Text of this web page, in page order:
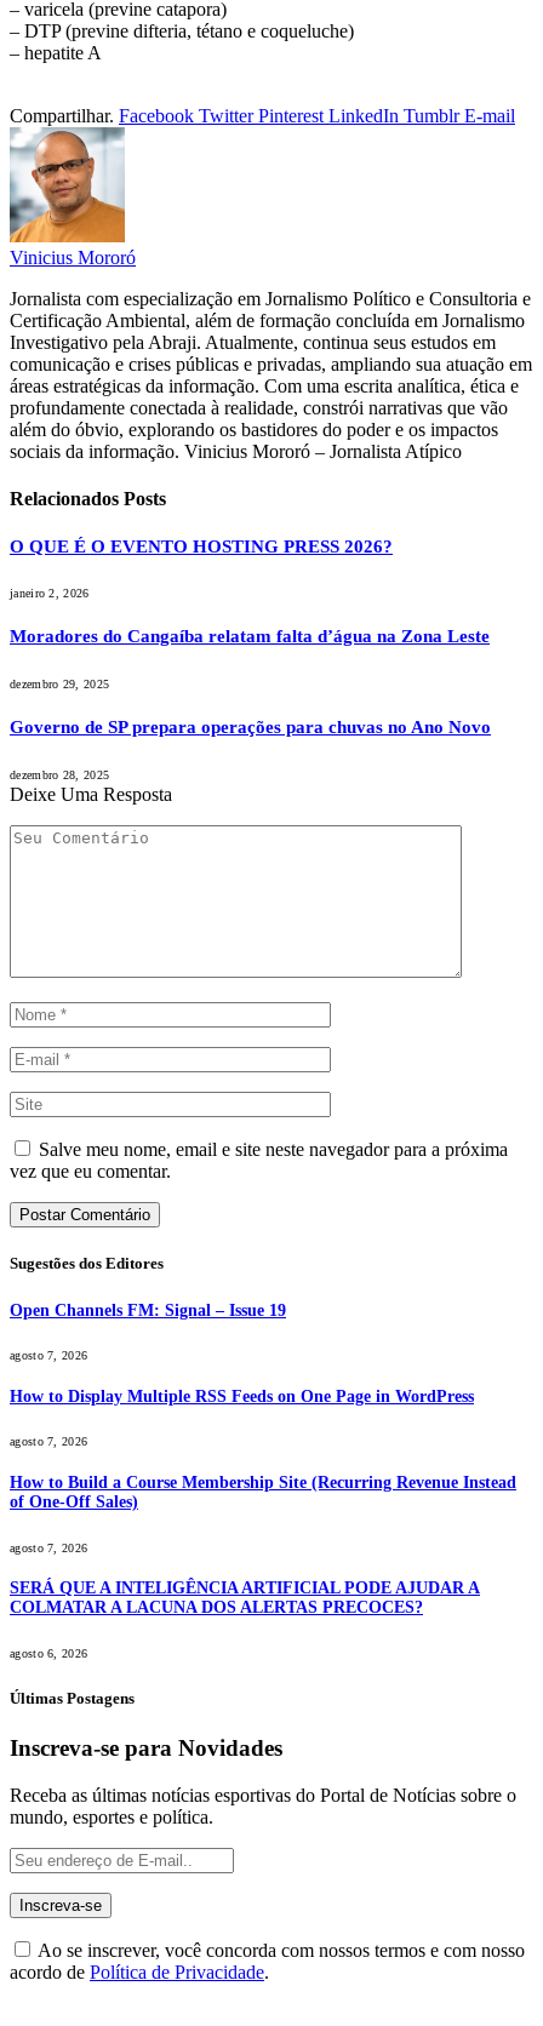
– varicela (previne catapora)
– DTP (previne difteria, tétano e coqueluche)
– hepatite A
Compartilhar. Facebook Twitter Pinterest LinkedIn Tumblr E-mail
Vinicius Mororó
Jornalista com especialização em Jornalismo Político e Consultoria e
Certificação Ambiental, além de formação concluída em Jornalismo
Investigativo pela Abraji. Atualmente, continua seus estudos em
comunicação e crises públicas e privadas, ampliando sua atuação em
áreas estratégicas da informação. Com uma escrita analítica, ética e
profundamente conectada à realidade, constrói narrativas que vão
além do óbvio, explorando os bastidores do poder e os impactos
sociais da informação. Vinicius Mororó – Jornalista Atípico
Relacionados Posts
O QUE É O EVENTO HOSTING PRESS 2026?
janeiro 2, 2026
Moradores do Cangaíba relatam falta d’água na Zona Leste
dezembro 29, 2025
Governo de SP prepara operações para chuvas no Ano Novo
dezembro 28, 2025
Deixe Uma Resposta
Salve meu nome, email e site neste navegador para a próxima
vez que eu comentar.
Sugestões dos Editores
Open Channels FM: Signal – Issue 19
agosto 7, 2026
How to Display Multiple RSS Feeds on One Page in WordPress
agosto 7, 2026
How to Build a Course Membership Site (Recurring Revenue Instead
of One-Off Sales)
agosto 7, 2026
SERÁ QUE A INTELIGÊNCIA ARTIFICIAL PODE AJUDAR A
COLMATAR A LACUNA DOS ALERTAS PRECOCES?
agosto 6, 2026
Últimas Postagens
Inscreva-se para Novidades
Receba as últimas notícias esportivas do Portal de Notícias sobre o
mundo, esportes e política.
Ao se inscrever, você concorda com nossos termos e com nosso
acordo de Política de Privacidade.